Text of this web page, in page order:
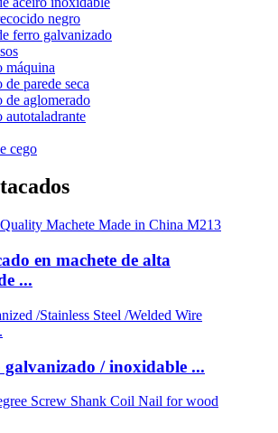
negro
ferro galvanizado
máquina
de parede seca
de aglomerado
autotaladrante
cego
en machete de alta
...
galvanizado / inoxidable ...